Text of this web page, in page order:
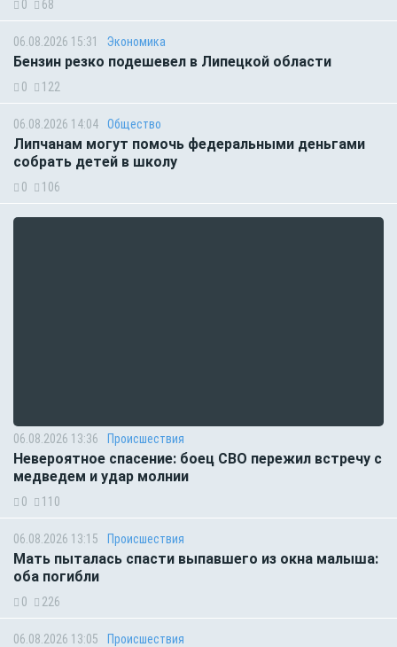
0 68
06.08.2026 15:31 Экономика
Бензин резко подешевел в Липецкой области
0 122
06.08.2026 14:04 Общество
Липчанам могут помочь федеральными деньгами
собрать детей в школу
0 106
06.08.2026 13:36 Происшествия
Невероятное спасение: боец СВО пережил встречу с
медведем и удар молнии
0 110
06.08.2026 13:15 Происшествия
Мать пыталась спасти выпавшего из окна малыша:
оба погибли
0 226
06.08.2026 13:05 Происшествия